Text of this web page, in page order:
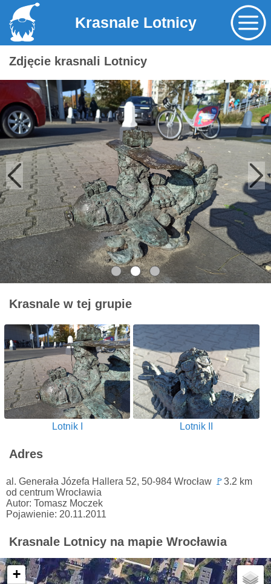
Krasnale Lotnicy
Zdjęcie krasnali Lotnicy
Krasnale w tej grupie
Lotnik I Lotnik II
Adres
al. Generała Józefa Hallera 52, 50-984 Wrocław 🚩3.2 km
od centrum Wrocławia
Autor: Tomasz Moczek
Pojawienie: 20.11.2011
Krasnale Lotnicy na mapie Wrocławia
+